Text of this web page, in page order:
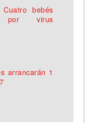
bebés
por virus
arrancarán 1